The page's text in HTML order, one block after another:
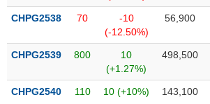
Trạng
cổ
Quy
CHPG2538 70
-10
(-12.50%)
56,900
CHPG2539 800
10
(+1.27%)
498,500
CHPG2540 110 10 (+10%) 143,100
NGÀNH